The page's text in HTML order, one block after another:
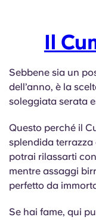
Il
Sebbene sia un
dell’anno, è la
soleggiata serata
Questo perché il
splendida
potrai rilassarti
mentre assaggi
perfetto da
Se hai fame, qui